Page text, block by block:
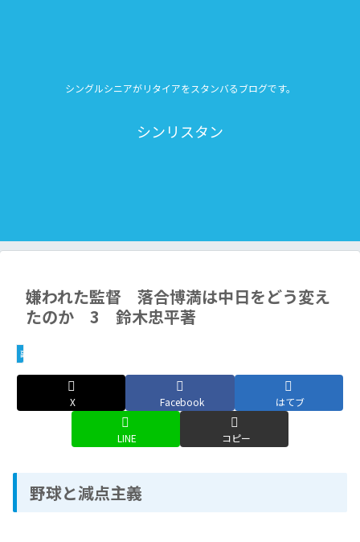
シングルシニアがリタイアをスタンバるブログです。
シンリスタン
嫌われた監督 落合博満は中日をどう変え
たのか 3 鈴木忠平著
副業（ブログ収益化）
X Facebook はてブ
LINE コピー
野球と減点主義